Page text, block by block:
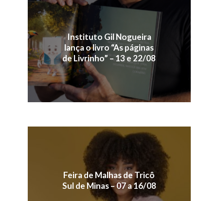
Instituto Gil Nogueira
lança o livro “As páginas
de Livrinho” – 13 e 22/08
Feira de Malhas de Tricô
Sul de Minas – 07 a 16/08